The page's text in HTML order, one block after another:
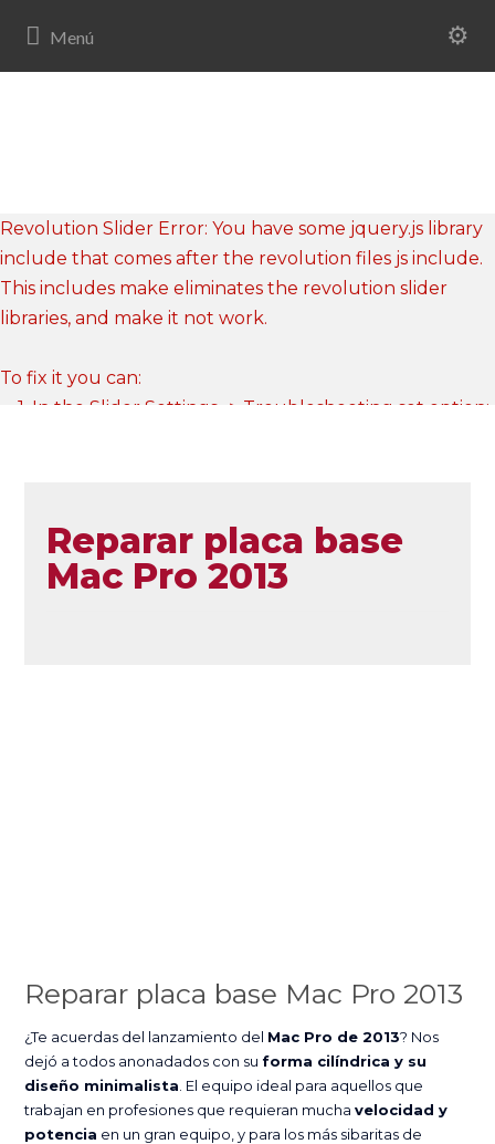
Revolution Slider Error: You have some jquery.js library
include that comes after the revolution files js include.
This includes make eliminates the revolution slider
libraries, and make it not work.
To fix it you can:
1. In the Slider Settings -> Troubleshooting set option:
Reparar placa base
Mac Pro 2013
Reparar placa base Mac Pro 2013
¿Te acuerdas del lanzamiento del Mac Pro de 2013? Nos
dejó a todos anonadados con su forma cilíndrica y su
diseño minimalista . El equipo ideal para aquellos que
trabajan en profesiones que requieran muchavelocidad y
potencia en un gran equipo, y para los más sibaritas de